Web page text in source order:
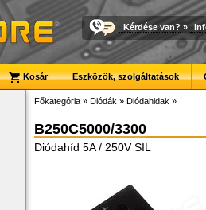
Kérdése van? »
Kosár Eszközök, szolgáltatások
Főkategória » Diódák » Diódahidak »
B250C5000/3300
Diódahíd 5A / 250V SIL